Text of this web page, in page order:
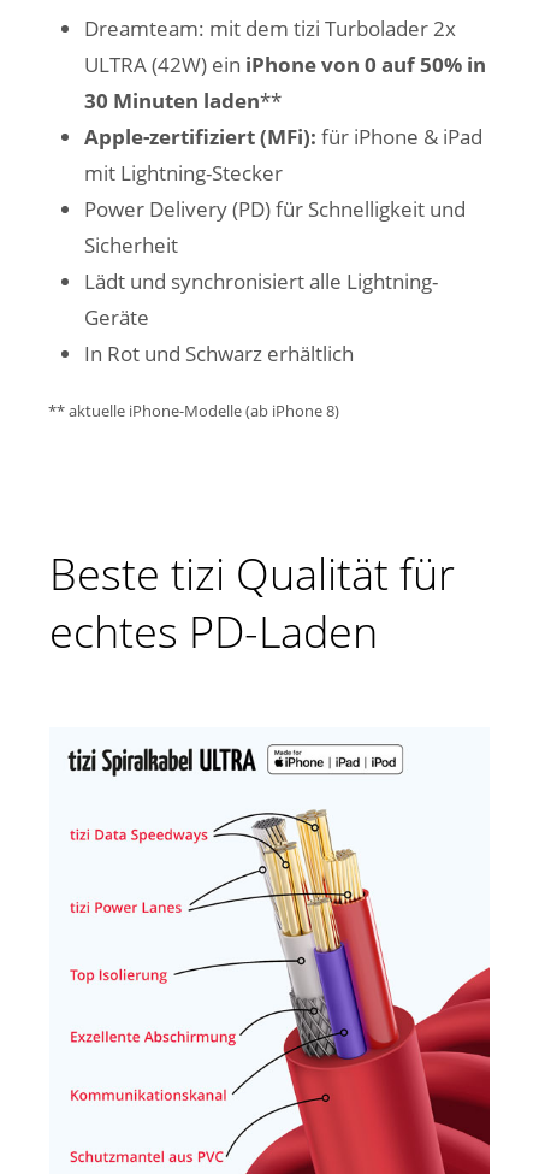
Dreamteam: mit dem tizi Turbolader 2x
ULTRA (42W) ein iPhone von 0 auf 50% in
30 Minuten laden**
Apple-zertifiziert (MFi): für iPhone & iPad
mit Lightning-Stecker
Power Delivery (PD) für Schnelligkeit und
Sicherheit
Lädt und synchronisiert alle Lightning-
Geräte
In Rot und Schwarz erhältlich
** aktuelle iPhone-Modelle (ab iPhone 8)
Beste tizi Qualität für
echtes PD-Laden